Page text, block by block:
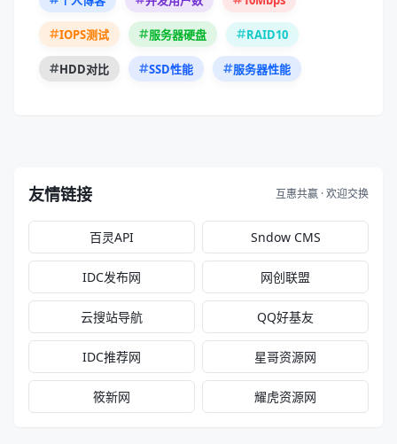
IOPS测试 服务器硬盘 RAID10
HDD对比 SSD性能 服务器性能
友情链接 互惠共赢 · 欢迎交换
百灵API Sndow CMS
IDC发布网 网创联盟
云搜站导航 QQ好基友
IDC推荐网 星哥资源网
筱新网 耀虎资源网